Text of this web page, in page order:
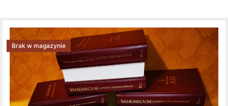
Brak w magazynie